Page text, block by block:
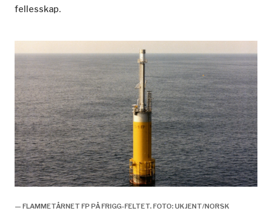
fellesskap.
— FLAMMETÅRNET FP PÅ FRIGG-FELTET. FOTO: UKJENT/NORSK